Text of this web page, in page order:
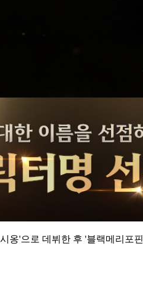
옹'으로 데뷔한 후 '블랙메리포